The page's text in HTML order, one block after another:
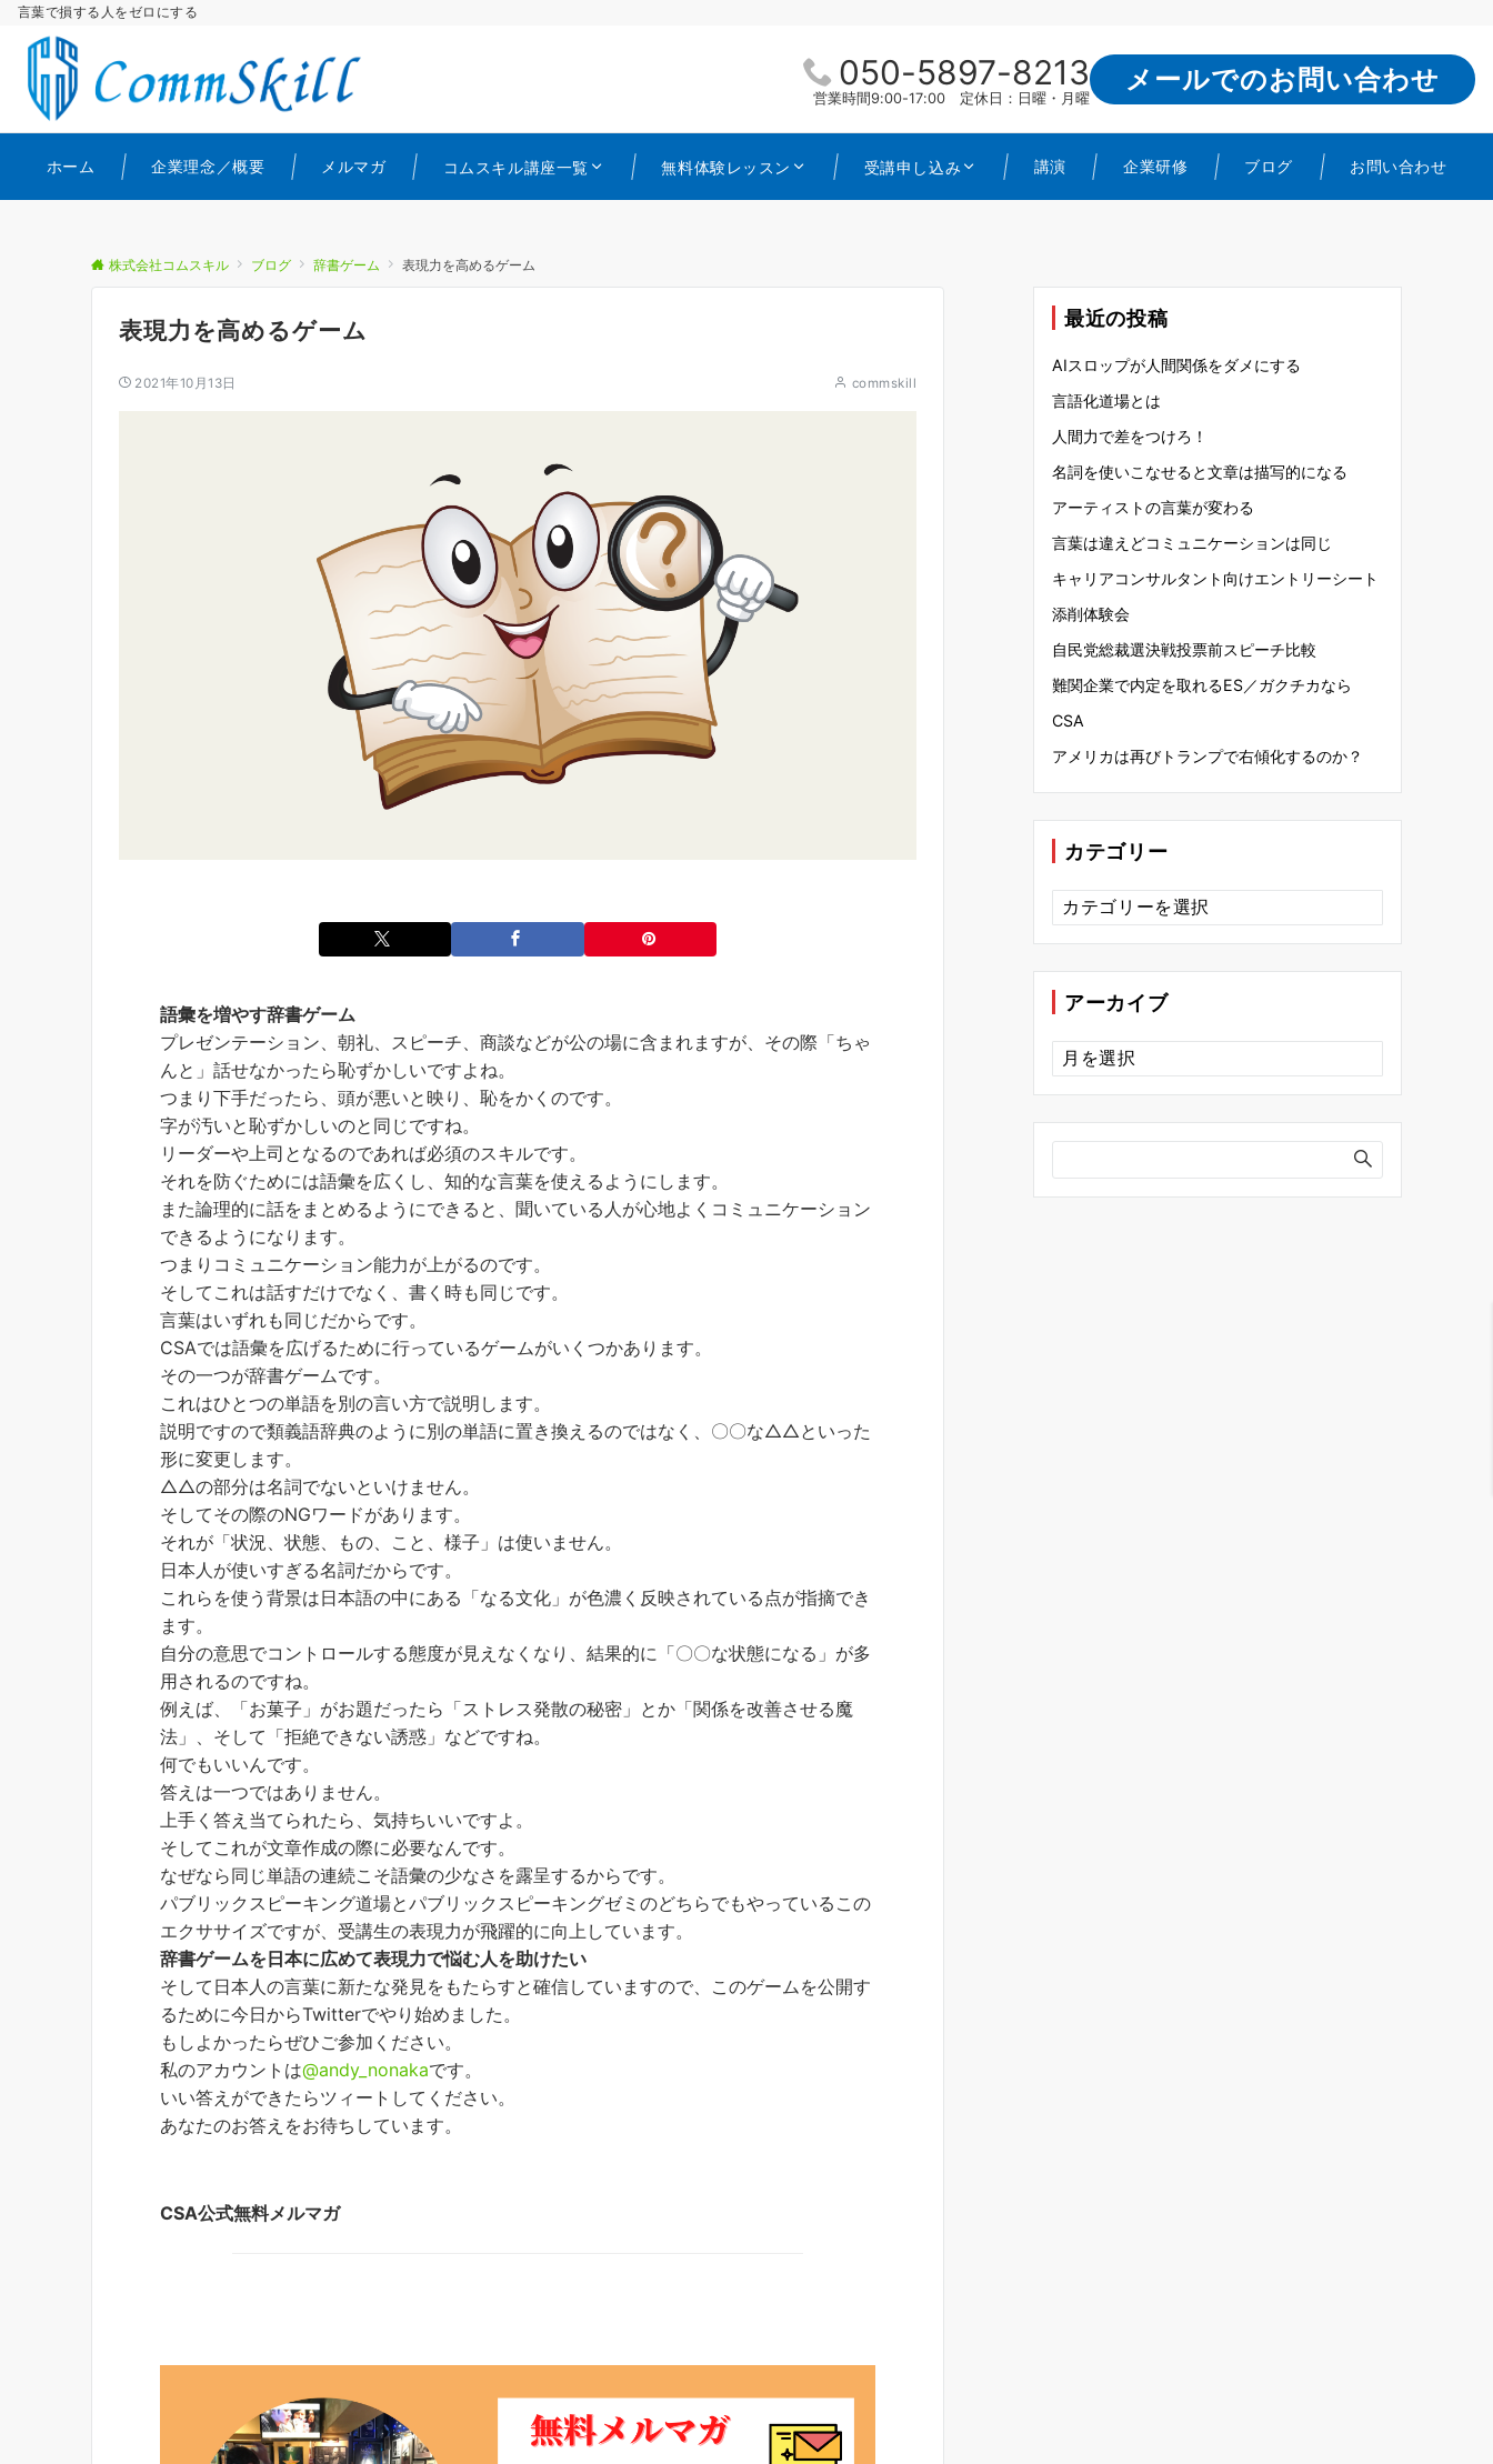
言葉で損する人をゼロにする
050-5897-8213
営業時間9:00-17:00 定休日：日曜・月曜
メールでのお問い合わせ
ホーム 企業理念／概要 メルマガ コムスキル講座一覧 無料体験レッスン 受講申し込み 講演 企業研修 ブログ お問い合わせ
株式会社コムスキル ブログ 辞書ゲーム 表現力を高めるゲーム
表現力を高めるゲーム
2021年10月13日 commskill
語彙を増やす辞書ゲーム
プレゼンテーション、朝礼、スピーチ、商談などが公の場に含まれますが、その際「ちゃ
んと」話せなかったら恥ずかしいですよね。
つまり下手だったら、頭が悪いと映り、恥をかくのです。
字が汚いと恥ずかしいのと同じですね。
リーダーや上司となるのであれば必須のスキルです。
それを防ぐためには語彙を広くし、知的な言葉を使えるようにします。
また論理的に話をまとめるようにできると、聞いている人が心地よくコミュニケーション
できるようになります。
つまりコミュニケーション能力が上がるのです。
そしてこれは話すだけでなく、書く時も同じです。
言葉はいずれも同じだからです。
CSAでは語彙を広げるために行っているゲームがいくつかあります。
その一つが辞書ゲームです。
これはひとつの単語を別の言い方で説明します。
説明ですので類義語辞典のように別の単語に置き換えるのではなく、〇〇な△△といった
形に変更します。
△△の部分は名詞でないといけません。
そしてその際のNGワードがあります。
それが「状況、状態、もの、こと、様子」は使いません。
日本人が使いすぎる名詞だからです。
これらを使う背景は日本語の中にある「なる文化」が色濃く反映されている点が指摘でき
ます。
自分の意思でコントロールする態度が見えなくなり、結果的に「〇〇な状態になる」が多
用されるのですね。
例えば、「お菓子」がお題だったら「ストレス発散の秘密」とか「関係を改善させる魔
法」、そして「拒絶できない誘惑」などですね。
何でもいいんです。
答えは一つではありません。
上手く答え当てられたら、気持ちいいですよ。
そしてこれが文章作成の際に必要なんです。
なぜなら同じ単語の連続こそ語彙の少なさを露呈するからです。
パブリックスピーキング道場とパブリックスピーキングゼミのどちらでもやっているこの
エクササイズですが、受講生の表現力が飛躍的に向上しています。
辞書ゲームを日本に広めて表現力で悩む人を助けたい
そして日本人の言葉に新たな発見をもたらすと確信していますので、このゲームを公開す
るために今日からTwitterでやり始めました。
もしよかったらぜひご参加ください。
私のアカウントは@andy_nonakaです。
いい答えができたらツィートしてください。
あなたのお答えをお待ちしています。
CSA公式無料メルマガ
最近の投稿
AIスロップが人間関係をダメにする
言語化道場とは
人間力で差をつけろ！
名詞を使いこなせると文章は描写的になる
アーティストの言葉が変わる
言葉は違えどコミュニケーションは同じ
キャリアコンサルタント向けエントリーシート
添削体験会
自民党総裁選決戦投票前スピーチ比較
難関企業で内定を取れるES／ガクチカなら
CSA
アメリカは再びトランプで右傾化するのか？
カテゴリー
カ
テ
ゴ
ー
アーカイブ
ア
ー
カ
ブ